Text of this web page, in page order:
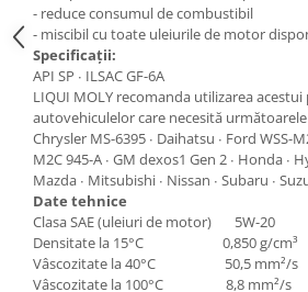
Grup electropompa
Bolturi, role si bucsi
MAMMUT LIFT
Mecanice
Electrice
Hidraulice
Motor electric si pompa hidraulica
Cilindru hidraulic si protectie
burduf
ERHEL - HYDRIS
- reduce consumul de combustibil
- miscibil cu toate uleiurile de motor
Specificații:
API SP ∙ ILSAC GF-6A
LIQUI MOLY recomanda utilizarea acestui
autovehiculelor care necesită
Chrysler MS-6395 ∙ Daihatsu ∙ Ford WSS-
M2C 945-A ∙ GM dexos1 Gen 2 ∙ Honda ∙
Mazda ∙ Mitsubishi ∙ Nissan ∙ Subaru ∙
Date tehnice
Clasa SAE (uleiuri de motor) 5W-20
Densitate la 15°C 0,850 g/cm³
Vâscozitate la 40°C 50,5 mm²/s
Vâscozitate la 100°C 8,8 mm²/s